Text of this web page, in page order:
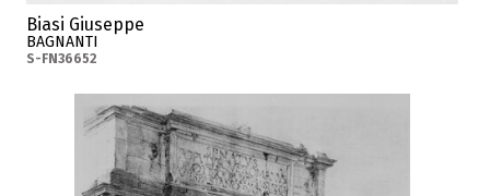
Biasi Giuseppe
BAGNANTI
S-FN36652